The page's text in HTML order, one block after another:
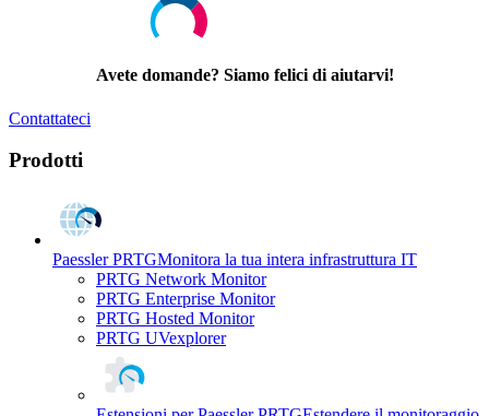
Avete domande? Siamo felici di aiutarvi!
Contattateci
Prodotti
Paessler PRTGMonitora la tua intera infrastruttura IT
PRTG Network Monitor
PRTG Enterprise Monitor
PRTG Hosted Monitor
PRTG UVexplorer